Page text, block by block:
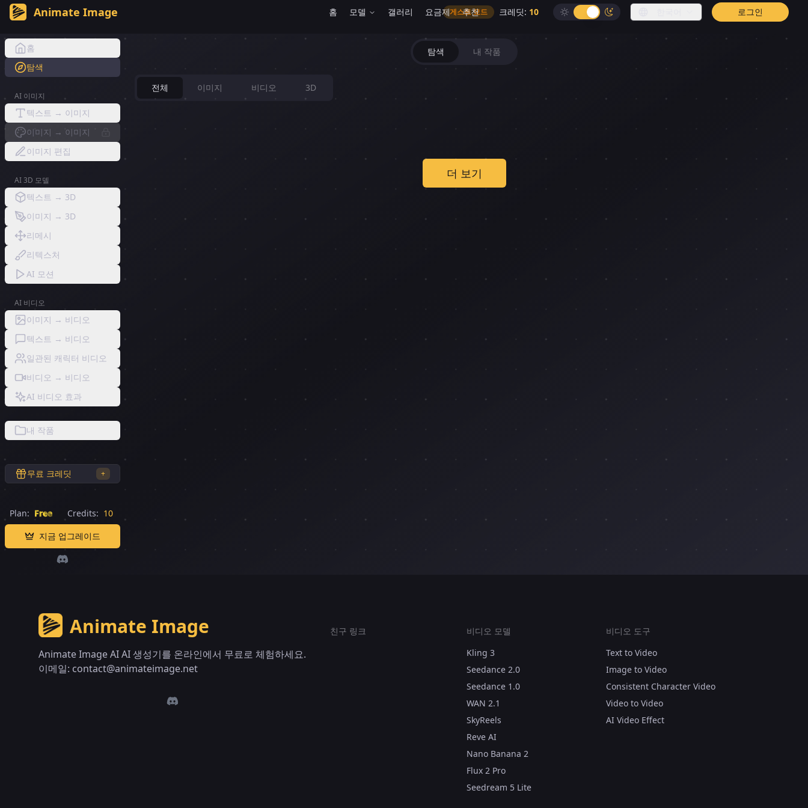
Animate Image 홈 모델 갤러리 요금제 추천
게스트 모드 크레딧: 10 로그인
홈
탐색
AI 이미지
텍스트 → 이미지
이미지 → 이미지
이미지 편집
AI 3D 모델
텍스트 → 3D
이미지 → 3D
리메시
리텍스처
AI 모션
AI 비디오
이미지 → 비디오
텍스트 → 비디오
일관된 캐릭터 비디오
비디오 → 비디오
AI 비디오 효과
내 작품
무료 크레딧 +
Plan: Free Credits: 10
지금 업그레이드
탐색 내 작품
전체 이미지 비디오 3D
더 보기
Animate Image
Animate Image AI AI 생성기를 온라인에서 무료로 체험하세요.
이메일: contact@animateimage.net
친구 링크
비디오 모델
Kling 3
Seedance 2.0
Seedance 1.0
WAN 2.1
SkyReels
Reve AI
Nano Banana 2
Flux 2 Pro
Seedream 5 Lite
비디오 도구
Text to Video
Image to Video
Consistent Character Video
Video to Video
AI Video Effect